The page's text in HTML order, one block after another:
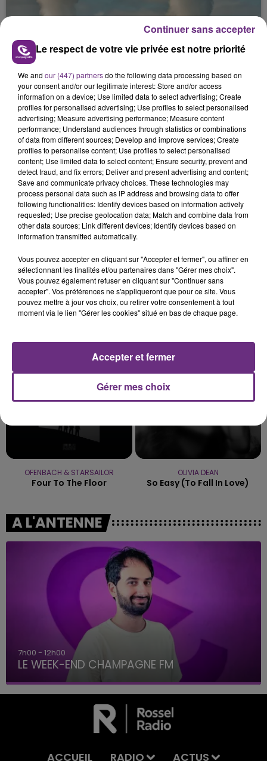
7 août 2026
LA CENTRALE NUCLÉAIRE DE CHOOZ
TOUJOURS À L'ARRÊT
Cela fait déjà une semaine que la centrale
nucléaire ardennaise est à l'arrêt. Une situation
justifiée par la sécheresse intense qui est toujours
présente.
7 août 2026
LE MAGASIN JOUÉCLUB DE REIMS FERME
SES PORTES
C'était l'une des institutions du centre-ville
rémois. Le magasin JouéClub est contraint de
fermer ses portes.
TITRES DIFFUSÉS
OFENBACH & STARSAILOR
Four To The Floor
OLIVIA DEAN
So Easy (to Fall In Love)
A L'ANTENNE
7h00 - 12h00
LE WEEK-END CHAMPAGNE FM
ACCUEIL RADIO ACTUS
Le respect de votre vie privée est notre priorité
We and our (447) partnersdo the following data processing based on
your consent and/or our legitimate interest: Store and/or access
information on a device; Use limited data to select advertising; Create
profiles for personalised advertising; Use profiles to select personalised
advertising; Measure advertising performance; Measure content
performance; Understand audiences through statistics or combinations
of data from different sources; Develop and improve services; Create
profiles to personalise content; Use profiles to select personalised
content; Use limited data to select content; Ensure security, prevent and
detect fraud, and fix errors; Deliver and present advertising and content;
Save and communicate privacy choices. These technologies may
process personal data such as IP address and browsing data to offer
following functionalities: Identify devices based on information actively
requested; Use precise geolocation data; Match and combine data from
other data sources; Link different devices; Identify devices based on
information transmitted automatically.
Vous pouvez accepter en cliquant sur "Accepter et fermer", ou affiner en
sélectionnant les finalités et/ou partenaires dans "Gérer mes choix".
Vous pouvez également refuser en cliquant sur "Continuer sans
accepter". Vos préférences ne s'appliqueront que pour ce site. Vous
pouvez mettre à jour vos choix, ou retirer votre consentement à tout
moment via le lien "Gérer les cookies" situé en bas de chaque page.
Gérer mes choix
Accepter et fermer
Continuer sans accepter